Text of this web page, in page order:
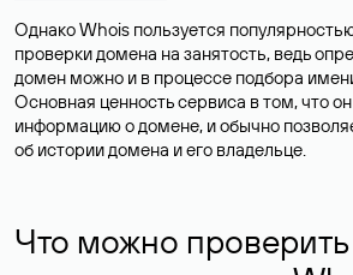
Однако Whois пользуется
проверки домена на занятость, ведь
домен можно и в процессе подбора
Основная ценность сервиса в том, что
информацию о домене, и обычно
об истории домена и его владельце.
Что можно